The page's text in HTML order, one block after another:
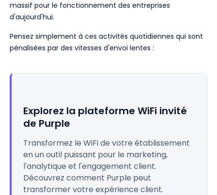
massif pour le fonctionnement des entreprises
d'aujourd'hui.
Pensez simplement à ces activités quotidiennes qui sont
pénalisées par des vitesses d'envoi lentes :
Explorez la plateforme WiFi invité
de Purple
Transformez le WiFi de votre établissement
en un outil puissant pour le marketing,
l'analytique et l'engagement client.
Découvrez comment Purple peut
transformer votre expérience client.